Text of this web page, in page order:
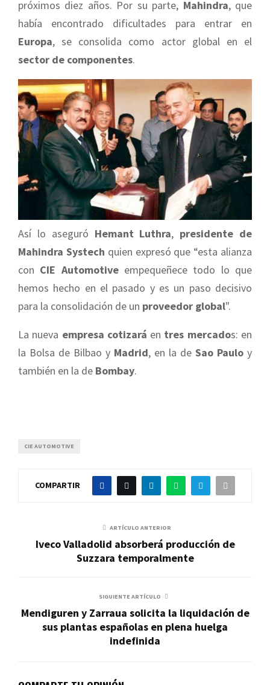
próximos diez años. Por su parte, Mahindra, que
había encontrado dificultades para entrar en
Europa, se consolida como actor global en el
sector de componentes.
Así lo aseguró Hemant Luthra, presidente de
Mahindra Systech quien expresó que “esta alianza
con CIE Automotiveempequeñece todo lo que
hemos hecho en el pasado y es un paso decisivo
para la consolidación de un proveedor global".
La nueva empresa cotizará en tres mercados: en
la Bolsa de Bilbao y Madrid, en la de Sao Paulo y
también en la de Bombay.
CIE AUTOMOTIVE
COMPARTIR
ARTÍCULO ANTERIOR
Iveco Valladolid absorberá producción de
Suzzara temporalmente
SIGUIENTE ARTÍCULO
Mendiguren y Zarraua solicita la liquidación de
sus plantas españolas en plena huelga
indefinida